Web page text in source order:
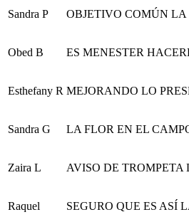
Sandra P OBJETIVO COMÚN LA
Obed B ES MENESTER
Esthefany R MEJORANDO LO
Sandra G LA FLOR EN EL
Zaira L AVISO DE TROMPETA
Raquel SEGURO QUE ES ASÍ